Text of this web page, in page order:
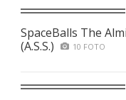
SpaceBalls The
(A.S.S.)
10 FOTO